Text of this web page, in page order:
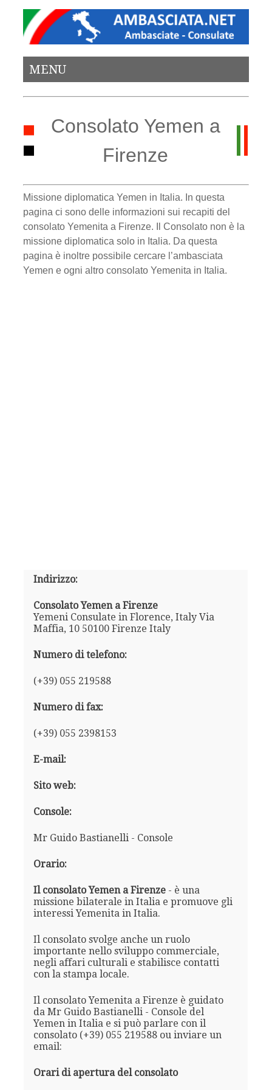
MENU
Consolato Yemen a
Firenze
Missione diplomatica Yemen in Italia. In questa
pagina ci sono delle informazioni sui recapiti del
consolato Yemenita a Firenze. Il Consolato non è la
missione diplomatica solo in Italia. Da questa
pagina è inoltre possibile cercare l’ambasciata
Yemen e ogni altro consolato Yemenita in Italia.
Indirizzo:
Consolato Yemen a Firenze
Yemeni Consulate in Florence, Italy Via
Maffia, 10 50100 Firenze Italy
Numero di telefono:
(+39) 055 219588
Numero di fax:
(+39) 055 2398153
E-mail:
Sito web:
Console:
Mr Guido Bastianelli - Console
Orario:
Il consolato Yemen a Firenze- è una
missione bilaterale in Italia e promuove gli
interessi Yemenita in Italia.
Il consolato svolge anche un ruolo
importante nello sviluppo commerciale,
negli affari culturali e stabilisce contatti
con la stampa locale.
Il consolato Yemenita a Firenze è guidato
da Mr Guido Bastianelli - Console del
Yemen in Italia e si può parlare con il
consolato (+39) 055 219588 ou inviare un
email:
Orari di apertura del consolato